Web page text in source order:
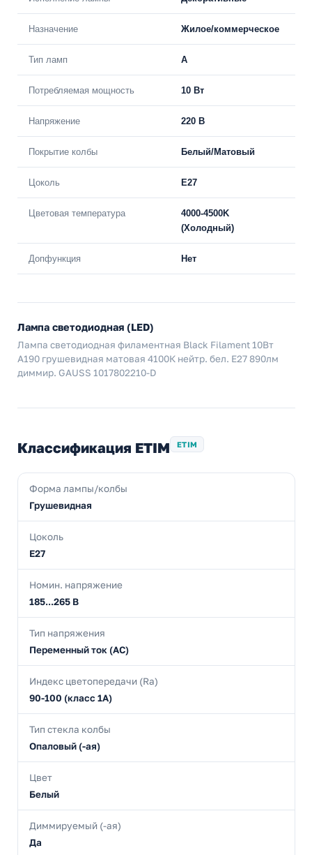
Назначение Жилое/коммерческое
Тип ламп A
Потребляемая мощность 10 Вт
Напряжение 220 В
Покрытие колбы Белый/Матовый
Цоколь E27
Цветовая температура
4000-4500K
(Холодный)
Допфункция Нет
Лампа светодиодная (LED)
Лампа светодиодная филаментная Black Filament 10Вт
A190 грушевидная матовая 4100К нейтр. бел. E27 890лм
диммир. GAUSS 1017802210-D
Классификация ETIM ETIM
Форма лампы/колбы
Грушевидная
Цоколь
E27
Номин. напряжение
185...265 В
Тип напряжения
Переменный ток (AC)
Индекс цветопередачи (Ra)
90-100 (класс 1А)
Тип стекла колбы
Опаловый (-ая)
Цвет
Белый
Диммируемый (-ая)
Да